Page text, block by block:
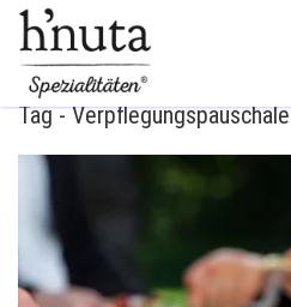
BLOG
Tag - Verpflegungspauschale